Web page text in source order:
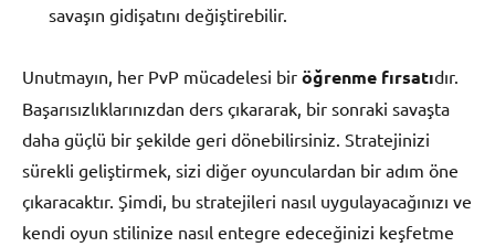
savaşın gidişatını değiştirebilir.
Unutmayın, her PvP mücadelesi bir öğrenme fırsatıdır.
Başarısızlıklarınızdan ders çıkararak, bir sonraki savaşta
daha güçlü bir şekilde geri dönebilirsiniz. Stratejinizi
sürekli geliştirmek, sizi diğer oyunculardan bir adım öne
çıkaracaktır. Şimdi, bu stratejileri nasıl uygulayacağınızı ve
kendi oyun stilinize nasıl entegre edeceğinizi keşfetme